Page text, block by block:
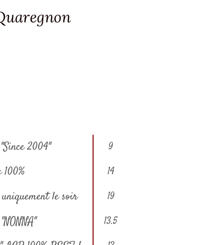
2004" 9
14
le soir 19
13.5